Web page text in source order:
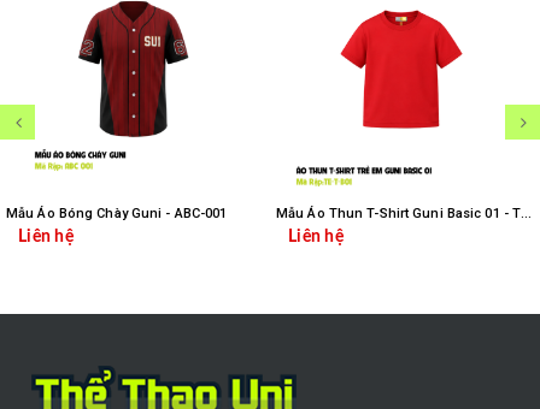
Mẫu Áo Bóng Chày Guni - ABC-001
Liên hệ
Mẫu Áo Thun T-Shirt Guni Basic 01 - TE-T-B01
Liên hệ